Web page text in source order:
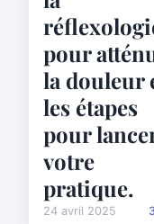
pour
la douleur
les étapes
pour
votre
pratique.
24 avril 2025